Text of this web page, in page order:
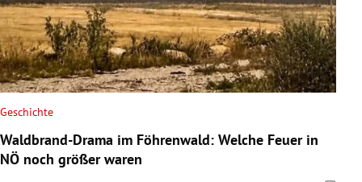
Geschichte
Waldbrand-Drama im Föhrenwald: Welche Feuer in
NÖ noch größer waren